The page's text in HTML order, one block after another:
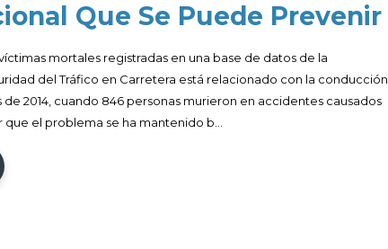
Que Se Puede Prevenir
mortales registradas en una base de datos de la
del Tráfico en Carretera está relacionado con la conducción
2014, cuando 846 personas murieron en accidentes causados
el problema se ha mantenido b...